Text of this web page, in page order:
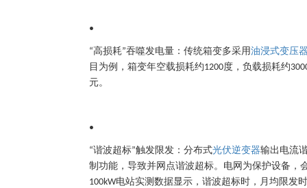
•
“高损耗”吞噬发电量 ：传统箱变多采用油浸式变压
目为例，箱变年空载损耗约1200度，负载损耗约
元。
•
“谐波超标”触发限发 ：分布式光伏逆变器输出电流
制功能，导致并网点谐波超标。电网为保护设备，
100kW电站实测数据显示，谐波超标时，月均限发